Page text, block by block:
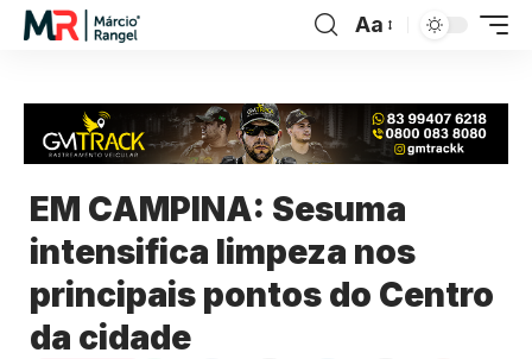
Aa
EM CAMPINA: Sesuma
intensifica limpeza nos
principais pontos do Centro
da cidade